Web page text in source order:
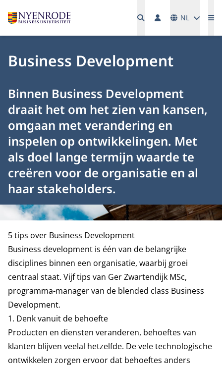
NL
Business Development
Binnen Business Development
draait het om het zien van kansen,
omgaan met verandering en
inspelen op ontwikkelingen. Met
als doel lange termijn waarde te
creëren voor de organisatie en al
haar stakeholders.
5 tips over Business Development
Business development is één van de belangrijke
disciplines binnen een organisatie, waarbij groei
centraal staat. Vijf tips van Ger Zwartendijk MSc,
programma-manager van de blended class Business
Development.
1. Denk vanuit de behoefte
Producten en diensten veranderen, behoeftes van
klanten blijven veelal hetzelfde. De vele technologische
ontwikkelen zorgen ervoor dat behoeftes anders